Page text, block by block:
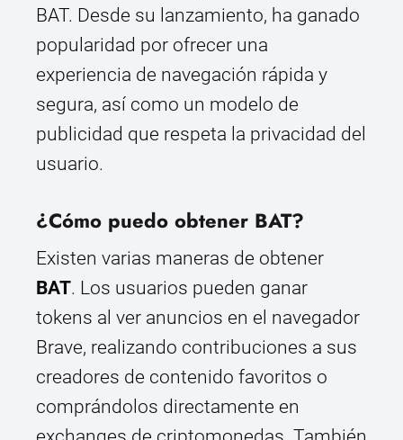
BAT. Desde su lanzamiento, ha ganado
popularidad por ofrecer una
experiencia de navegación rápida y
segura, así como un modelo de
publicidad que respeta la privacidad del
usuario.
¿Cómo puedo obtener BAT?
Existen varias maneras de obtener
BAT. Los usuarios pueden ganar
tokens al ver anuncios en el navegador
Brave, realizando contribuciones a sus
creadores de contenido favoritos o
comprándolos directamente en